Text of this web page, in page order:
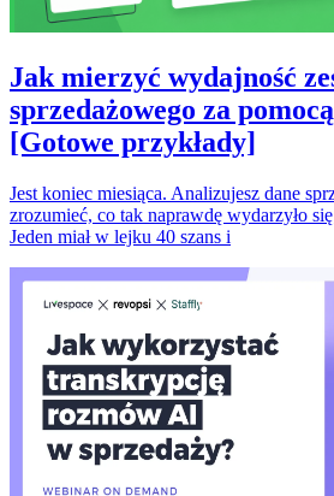
Jak mierzyć wydajność
sprzedażowego za
[Gotowe przykłady]
Jest koniec miesiąca. Analizujesz dane
zrozumieć, co tak naprawdę wydarzyło
Jeden miał w lejku 40 szans i